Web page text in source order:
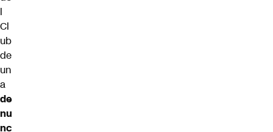
l
Cl
ub
de
un
a
de
nu
nc